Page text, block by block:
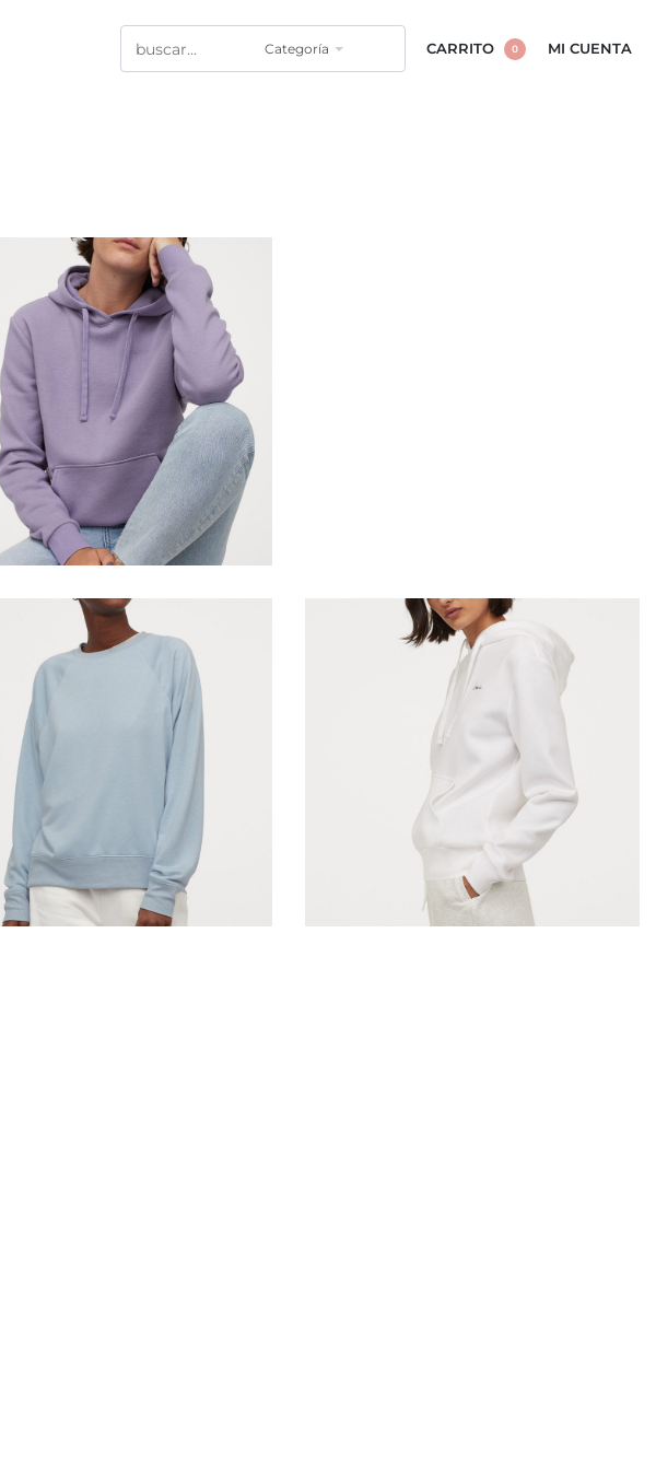
Categoría CARRITO 0 MI CUENTA